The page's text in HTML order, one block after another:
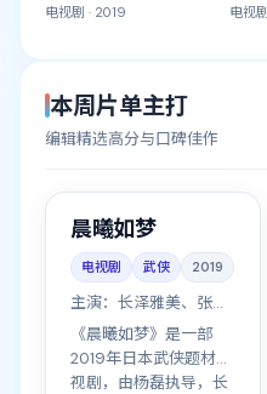
电视剧 · 2019 电视剧
本周片单主打
编辑精选高分与口碑佳作
日本 高分
晨曦如梦
电视剧 武侠 2019
主演： 长泽雅美、张
译、木村拓哉、绫野刚
《晨曦如梦》是一部
2019年日本武侠题材电
视剧，由杨磊执导，长